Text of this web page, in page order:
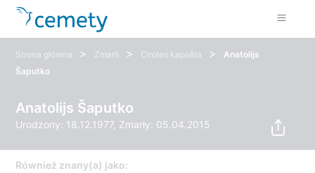
Strona główna > Zmarli > Ciroles kapsēta >
Anatolijs
Šaputko
Anatolijs Šaputko
Urodzony: 18.12.1977, Zmarły: 05.04.2015
Również znany(a) jako: